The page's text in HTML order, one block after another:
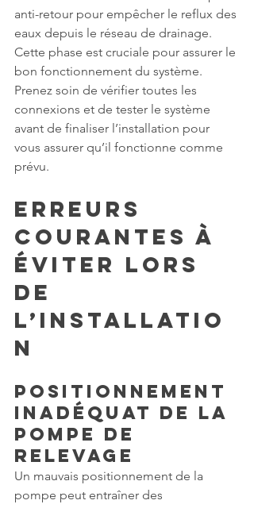
anti-retour pour empêcher le reflux des
eaux depuis le réseau de drainage.
Cette phase est cruciale pour assurer le
bon fonctionnement du système.
Prenez soin de vérifier toutes les
connexions et de tester le système
avant de finaliser l’installation pour
vous assurer qu’il fonctionne comme
prévu.
Erreurs
Courantes à
Éviter Lors
de
l’Installatio
n
Positionnement
Inadéquat de la
Pompe de
Relevage
Un mauvais positionnement de la
pompe peut entraîner des